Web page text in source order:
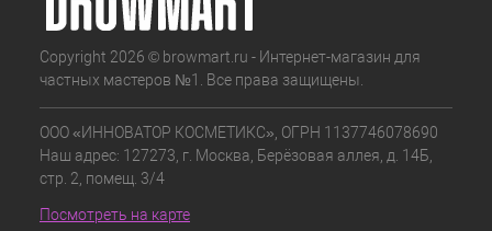
Copyright 2026 © browmart.ru - Интернет-магазин для
частных мастеров №1. Все права защищены.
ООО «ИННОВАТОР КОСМЕТИКС», ОГРН 1137746078690
Наш адрес: 127273, г. Москва, Берёзовая аллея, д. 14Б,
стр. 2, помещ. 3/4
Посмотреть на карте